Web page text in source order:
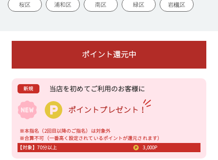
桜区 浦和区 南区 緑区 岩槻区
ポイント還元中
新規 当店を初めてご利用のお客様に
ポイントプレゼント！
※本指名（2回目以降のご指名）は対象外
※合算不可（一番高く設定されているポイントが還元されます）
【対象】70分以上
3,000P